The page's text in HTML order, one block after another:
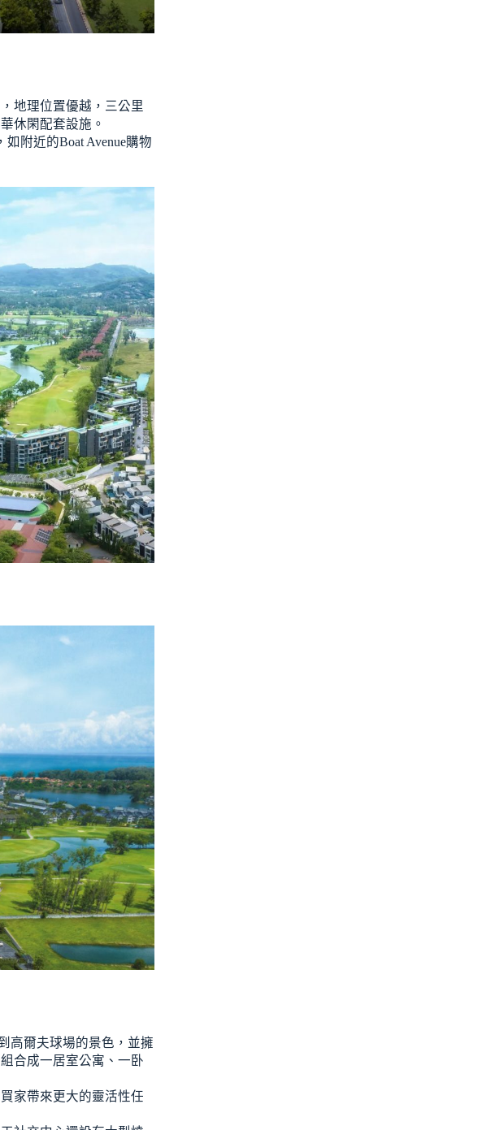
地理位置優越，三公里
休閑配套設施。
附近的Boat Avenue購物
高爾夫球場的景色，並擁
合成一居室公寓、一卧
家帶來更大的靈活性任